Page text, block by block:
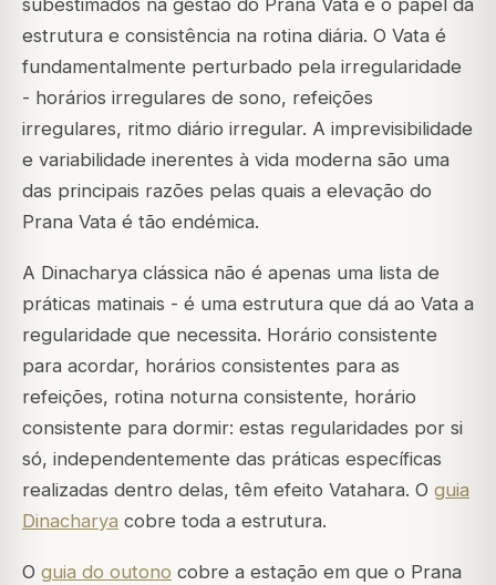
estrutura e consistência na rotina diária. O Vata é
fundamentalmente perturbado pela irregularidade
- horários irregulares de sono, refeições
irregulares, ritmo diário irregular. A imprevisibilidade
e variabilidade inerentes à vida moderna são uma
das principais razões pelas quais a elevação do
Prana Vata é tão endémica.
A Dinacharya clássica não é apenas uma lista de
práticas matinais - é uma estrutura que dá ao Vata a
regularidade que necessita. Horário consistente
para acordar, horários consistentes para as
refeições, rotina noturna consistente, horário
consistente para dormir: estas regularidades por si
só, independentemente das práticas específicas
realizadas dentro delas, têm efeito Vatahara. O guia
Dinacharya cobre toda a estrutura.
O guia do outono cobre a estação em que o Prana